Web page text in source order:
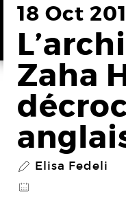
18 Oct
Zaha
P Elisa Fedeli
@